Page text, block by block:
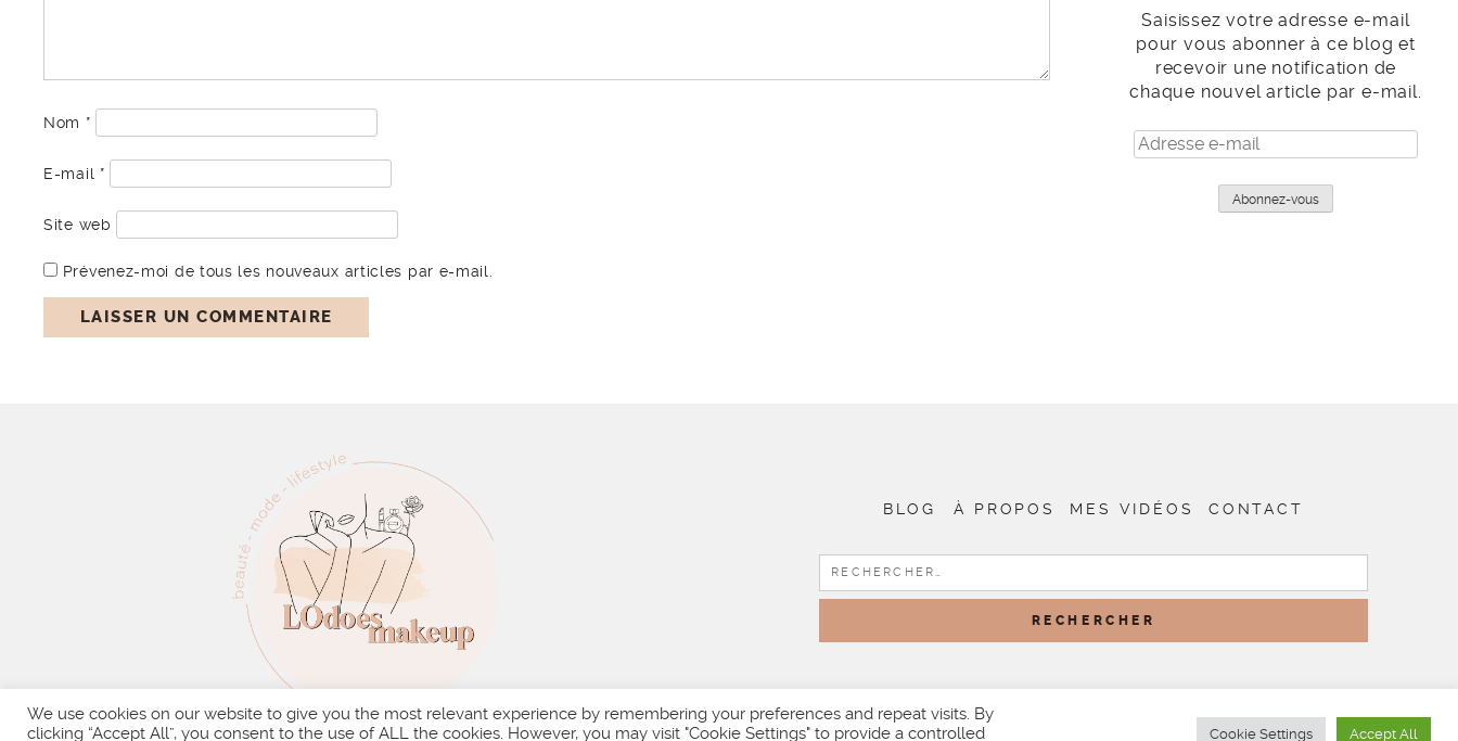
Nom *
E-mail *
Site web
Prévenez-moi de tous les nouveaux articles par e-mail.
Saisissez votre adresse e-mail
pour vous abonner à ce blog et
recevoir une notification de
chaque nouvel article par e-mail.
Adresse
e-
Abonnez-vous
BLOG À PROPOS MES VIDÉOS CONTACT
RECHERCHER :
We use cookies on our website to give you the most relevant experience by remembering your preferences and repeat visits. By
clicking “Accept All”, you consent to the use of ALL the cookies. However, you may visit "Cookie Settings" to provide a controlled
Cookie Settings Accept All